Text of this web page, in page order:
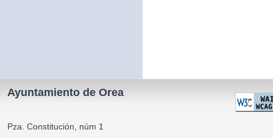
Ayuntamiento de Orea
Pza. Constitución, núm 1